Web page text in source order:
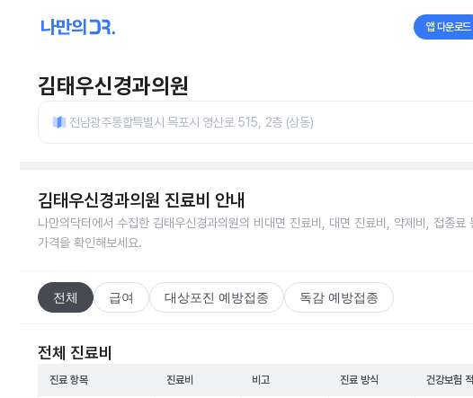
앱 다운로드
김태우신경과의원
전남광주통합특별시 목포시 영산로 515, 2층 (상동)
김태우신경과의원 진료비 안내
나만의닥터에서 수집한 김태우신경과의원의 비대면 진료비, 대면 진료비, 약제비, 접종료
가격을 확인해보세요.
전체 급여 대상포진 예방접종 독감 예방접종
전체 진료비
진료 항목 진료비 비고 진료 방식 건강보험